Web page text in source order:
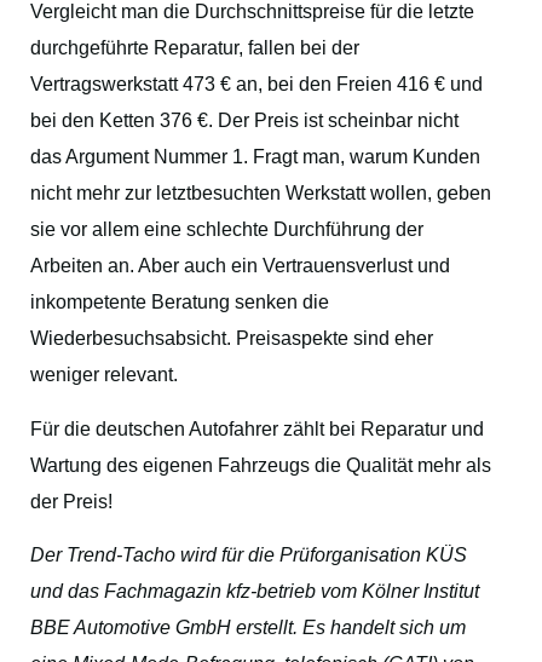
Vergleicht man die Durchschnittspreise für die letzte
durchgeführte Reparatur, fallen bei der
Vertragswerkstatt 473 € an, bei den Freien 416 € und
bei den Ketten 376 €. Der Preis ist scheinbar nicht
das Argument Nummer 1. Fragt man, warum Kunden
nicht mehr zur letztbesuchten Werkstatt wollen, geben
sie vor allem eine schlechte Durchführung der
Arbeiten an. Aber auch ein Vertrauensverlust und
inkompetente Beratung senken die
Wiederbesuchsabsicht. Preisaspekte sind eher
weniger relevant.
Für die deutschen Autofahrer zählt bei Reparatur und
Wartung des eigenen Fahrzeugs die Qualität mehr als
der Preis!
Der Trend-Tacho wird für die Prüforganisation KÜS
und das Fachmagazin kfz-betrieb vom Kölner Institut
BBE Automotive GmbH erstellt. Es handelt sich um